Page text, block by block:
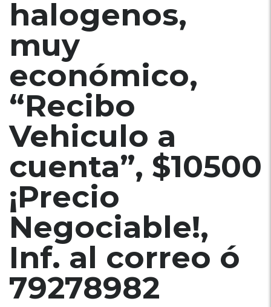
halogenos,
muy
económico,
“Recibo
Vehiculo a
cuenta”, $10500
¡Precio
Negociable!,
Inf. al correo ó
79278982